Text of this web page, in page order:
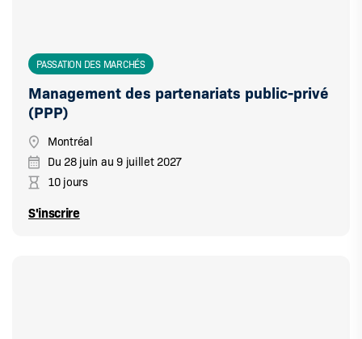
PASSATION DES MARCHÉS
Management des partenariats public-privé
(PPP)
Montréal
Du 28 juin au9 juillet 2027
10 jours
S'inscrire